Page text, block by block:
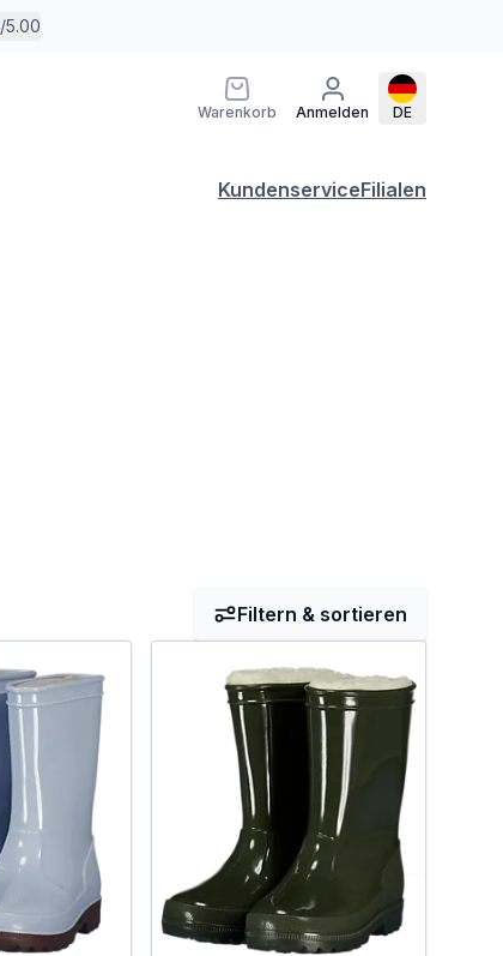
/5.00
Warenkorb Anmelden DE
KundenserviceFilialen
Filtern & sortieren